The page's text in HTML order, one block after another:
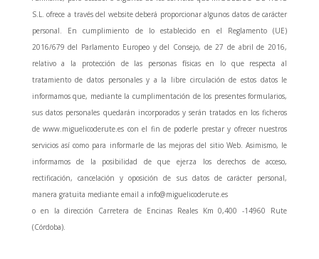
S.L. ofrece a través del website deberá proporcionar algunos datos de carácter
personal. En cumplimiento de lo establecido en el Reglamento (UE)
2016/679 del Parlamento Europeo y del Consejo, de 27 de abril de 2016,
relativo a la protección de las personas físicas en lo que respecta al
tratamiento de datos personales y a la libre circulación de estos datos le
informamos que, mediante la cumplimentación de los presentes formularios,
sus datos personales quedarán incorporados y serán tratados en los ficheros
de www.miguelicoderute.es con el fin de poderle prestar y ofrecer nuestros
servicios así como para informarle de las mejoras del sitio Web. Asimismo, le
informamos de la posibilidad de que ejerza los derechos de acceso,
rectificación, cancelación y oposición de sus datos de carácter personal,
manera gratuita mediante email a info@miguelicoderute.es
o en la dirección Carretera de Encinas Reales Km 0,400 -14960 Rute
(Córdoba).